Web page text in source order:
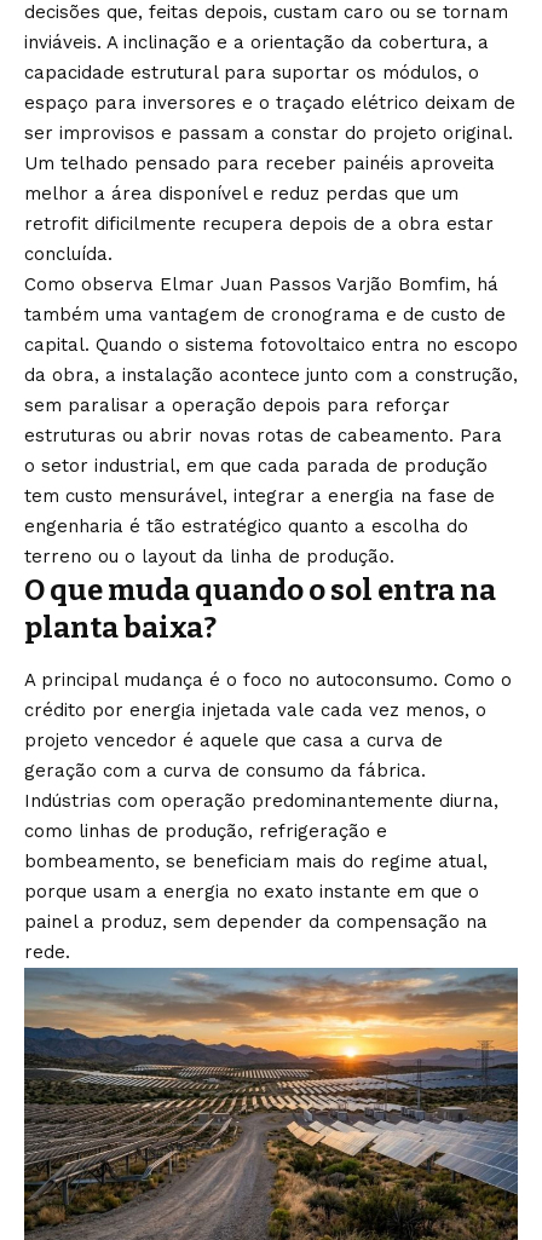
decisões que, feitas depois, custam caro ou se tornam
inviáveis. A inclinação e a orientação da cobertura, a
capacidade estrutural para suportar os módulos, o
espaço para inversores e o traçado elétrico deixam de
ser improvisos e passam a constar do projeto original.
Um telhado pensado para receber painéis aproveita
melhor a área disponível e reduz perdas que um
retrofit dificilmente recupera depois de a obra estar
concluída.
Como observa Elmar Juan Passos Varjão Bomfim, há
também uma vantagem de cronograma e de custo de
capital. Quando o sistema fotovoltaico entra no escopo
da obra, a instalação acontece junto com a construção,
sem paralisar a operação depois para reforçar
estruturas ou abrir novas rotas de cabeamento. Para
o setor industrial, em que cada parada de produção
tem custo mensurável, integrar a energia na fase de
engenharia é tão estratégico quanto a escolha do
terreno ou o layout da linha de produção.
O que muda quando o sol entra na
planta baixa?
A principal mudança é o foco no autoconsumo. Como o
crédito por energia injetada vale cada vez menos, o
projeto vencedor é aquele que casa a curva de
geração com a curva de consumo da fábrica.
Indústrias com operação predominantemente diurna,
como linhas de produção, refrigeração e
bombeamento, se beneficiam mais do regime atual,
porque usam a energia no exato instante em que o
painel a produz, sem depender da compensação na
rede.